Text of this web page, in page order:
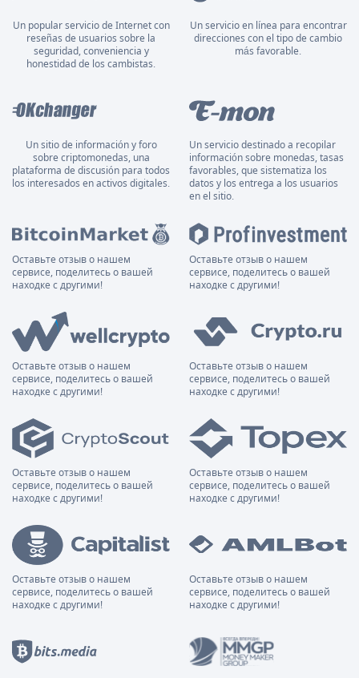
Un popular servicio de Internet con
reseñas de usuarios sobre la
seguridad, conveniencia y
honestidad de los cambistas.
Un servicio en línea para encontrar
direcciones con el tipo de cambio
más favorable.
Un sitio de información y foro
sobre criptomonedas, una
plataforma de discusión para todos
los interesados en activos digitales.
Un servicio destinado a recopilar
información sobre monedas, tasas
favorables, que sistematiza los
datos y los entrega a los usuarios
en el sitio.
Оставьте отзыв о нашем
сервисе, поделитесь о вашей
находке с другими!
Оставьте отзыв о нашем
сервисе, поделитесь о вашей
находке с другими!
Оставьте отзыв о нашем
сервисе, поделитесь о вашей
находке с другими!
Оставьте отзыв о нашем
сервисе, поделитесь о вашей
находке с другими!
Оставьте отзыв о нашем
сервисе, поделитесь о вашей
находке с другими!
Оставьте отзыв о нашем
сервисе, поделитесь о вашей
находке с другими!
Оставьте отзыв о нашем
сервисе, поделитесь о вашей
находке с другими!
Оставьте отзыв о нашем
сервисе, поделитесь о вашей
находке с другими!